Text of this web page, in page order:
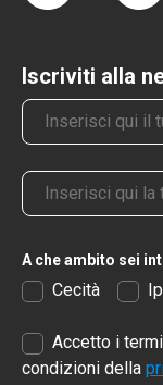
Iscriviti alla
Nome
Email
A che ambito sei
Cecità
Accetto i
condizioni della